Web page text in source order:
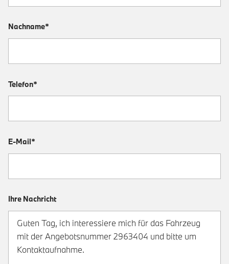
Nachname*
Telefon*
E-Mail*
Ihre Nachricht